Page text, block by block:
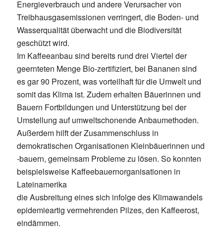
Energieverbrauch und andere Verursacher von
Treibhausgasemissionen verringert, die Boden- und
Wasserqualität überwacht und die Biodiversität
geschützt wird.
Im Kaffeeanbau sind bereits rund drei Viertel der
geernteten Menge Bio-zertifiziert, bei Bananen sind
es gar 90 Prozent, was vorteilhaft für die Umwelt und
somit das Klima ist. Zudem erhalten Bäuerinnen und
Bauern Fortbildungen und Unterstützung bei der
Umstellung auf umweltschonende Anbaumethoden.
Außerdem hilft der Zusammenschluss in
demokratischen Organisationen Kleinbäuerinnen und
-bauern, gemeinsam Probleme zu lösen. So konnten
beispielsweise Kaffeebauernorganisationen in
Lateinamerika
die Ausbreitung eines sich infolge des Klimawandels
epidemieartig vermehrenden Pilzes, den Kaffeerost,
eindämmen.